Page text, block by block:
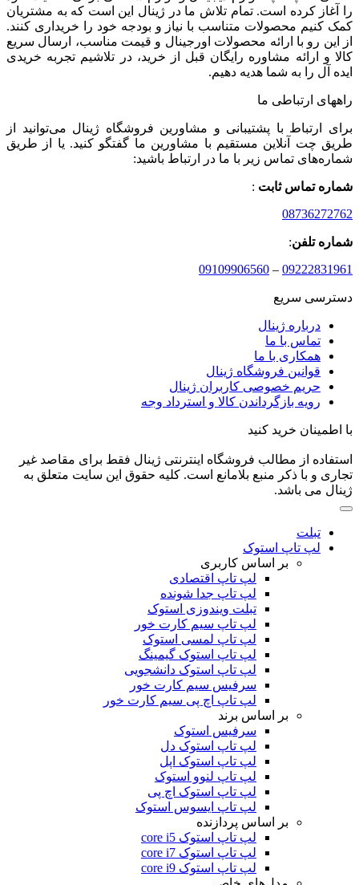
را آغاز کرده است. تمام تلاش ما در ژینال این است که به مشتریان
کمک کنیم محصولات متناسب با نیاز و بودجه خود را خریداری کنند.
از این رو با ارائه محصولات اورجینال و قیمت مناسب، ارسال سریع
کالا و ارائه مشاوره رایگان قبل از خرید، در تلاشیم تجربه خریدی
ایده آل را به شما هدیه دهیم.
راههای ارتباطی ما
برای ارتباط با پشتیبانی و مشاورین فروشگاه ژینال می‌توانید از
طریق چت آنلاین مستقیم با مشاورین ما گفتگو کنید. یا از طریق
شماره‌های تماس زیر با ما در ارتباط باشید:
شماره تماس ثابت :
08736272762
شماره تلفن:
09222831961
–
09109906560
دسترسی سریع
درباره ژینال
تماس با ما
همکاری با ما
قوانین فروشگاه ژینال
حریم خصوصی کاربران ژینال
رویه بازگرداندن کالا و استرداد وجه
با اطمینان خرید کنید
استفاده از مطالب فروشگاه اینترنتی ژینال فقط برای مقاصد غیر
تجاری و با ذکر منبع بلامانع است. کلیه حقوق این سایت متعلق به
ژینال می باشد.
تبلت
لپ تاپ استوک
بر اساس کاربری
لپ تاپ اقتصادی
لپ تاپ جدا شونده
تبلت ویندوزی استوک
لپ تاپ سیم کارت خور
لپ تاپ لمسی استوک
لپ تاپ استوک گیمینگ
لپ تاپ استوک دانشجویی
سرفیس سیم کارت خور
لپ تاپ اچ پی سیم کارت خور
بر اساس برند
سرفیس استوک
لپ تاپ استوک دل
لپ تاپ استوک اپل
لپ تاپ لنوو استوک
لپ تاپ استوک اچ پی
لپ تاپ ایسوس استوک
بر اساس پردازنده
لپ تاپ استوک core i5
لپ تاپ استوک core i7
لپ تاپ استوک core i9